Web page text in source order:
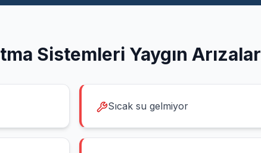
Sistemleri Yaygın Arızalar
Sıcak su gelmiyor